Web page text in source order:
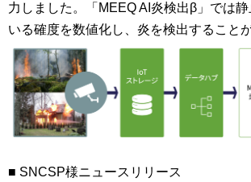
力しました。「MEEQ AI炎検出β」では
いる確度を数値化し、炎を検出すること
■ SNCSP様ニュースリリース